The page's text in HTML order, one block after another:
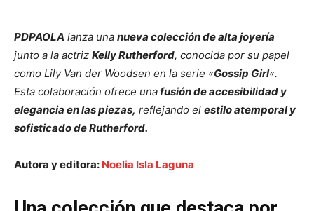
PDPAOLA lanza una nueva colección de alta joyería
junto a la actriz Kelly Rutherford, conocida por su papel
como Lily Van der Woodsen en la serie «Gossip Girl«.
Esta colaboración ofrece unafusión de accesibilidad y
elegancia en las piezas, reflejando el estilo atemporal y
sofisticado de Rutherford.
Autora y editora: Noelia Isla Laguna